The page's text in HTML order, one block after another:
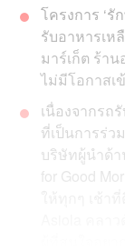
โครงการ ‘รั
รับอาหารเห
มาร์เก็ต ร้า
ไม่มีโอกาสเ
เนื่องจากรถ
ที่เป็นการร่ว
บริษัทผู้นำด้
for Good